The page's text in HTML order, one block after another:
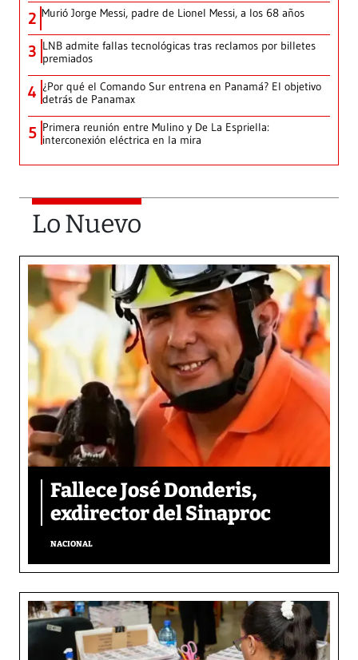
2 Murió Jorge Messi, padre de Lionel Messi, a los 68 años
3 LNB admite fallas tecnológicas tras reclamos por billetes
premiados
4 ¿Por qué el Comando Sur entrena en Panamá? El objetivo
detrás de Panamax
5 Primera reunión entre Mulino y De La Espriella:
interconexión eléctrica en la mira
Lo Nuevo
Fallece José Donderis,
exdirector del Sinaproc
NACIONAL